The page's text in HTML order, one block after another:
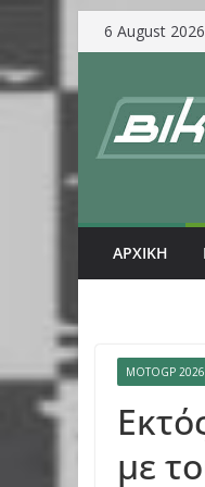
Skip
to
content
6 August 2026
ΑΡΧΙΚΗ
MOTOGP 2026
με